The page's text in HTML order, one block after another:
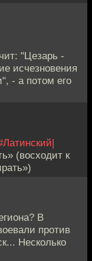
"Цезарь -
исчезновения
- а потом его
(восходит к
В
против
Несколько